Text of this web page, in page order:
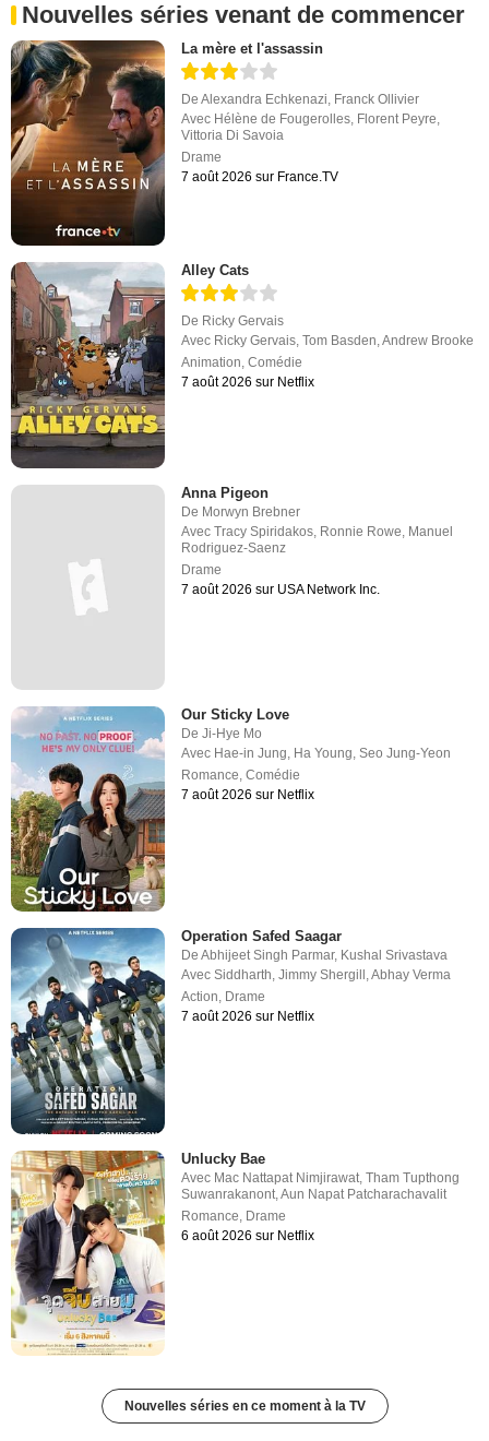
Nouvelles séries venant de commencer
La mère et l'assassin
DeAlexandra Echkenazi, Franck Ollivier
Avec Hélène de Fougerolles, Florent Peyre,
Vittoria Di Savoia
Drame
7 août 2026 sur France.TV
Alley Cats
De Ricky Gervais
Avec Ricky Gervais,Tom Basden,Andrew Brooke
Animation,Comédie
7 août 2026 sur Netflix
Anna Pigeon
De Morwyn Brebner
AvecTracy Spiridakos Ronnie Rowe Manuel
Rodriguez-Saenz
Drame
7 août 2026 sur USA Network Inc.
Our Sticky Love
DeJi-Hye Mo
Avec Hae-in Jung, Ha Young,Seo Jung-Yeon
Romance,Comédie
7 août 2026 sur Netflix
Operation Safed Saagar
DeAbhijeet Singh Parmar, Kushal Srivastava
AvecSiddharth,Jimmy Shergill ,Abhay Verma
Action, Drame
7 août 2026 sur Netflix
Unlucky Bae
Avec Mac Nattapat Nimjirawat ,Tham Tupthong
Suwanrakanont ,Aun Napat Patcharachavalit
Romance Drame
6 août 2026 sur Netflix
Nouvelles séries en ce moment à la TV